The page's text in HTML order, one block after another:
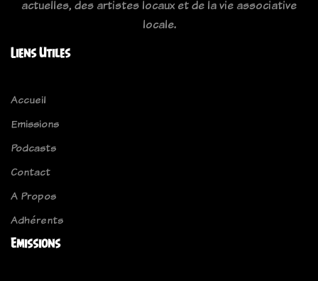
actuelles, des artistes locaux et de la vie associative
locale.
Liens Utiles
Accueil
Emissions
Podcasts
Contact
A Propos
Adhérents
Emissions